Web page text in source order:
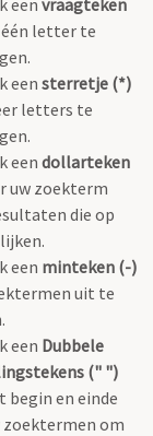
letter te
eensterretje (*)
letters te
eendollarteken
uw zoekterm
die op
een minteken (-)
uit te
een Dubbele
(" ")
begin en einde
zoektermen om